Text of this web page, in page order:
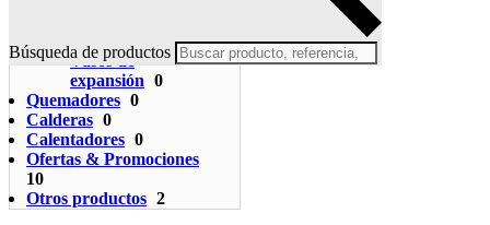
Búsqueda de productos
Vasos de
expansión 0
Quemadores 0
Calderas 0
Calentadores 0
Ofertas & Promociones
10
Otros productos 2